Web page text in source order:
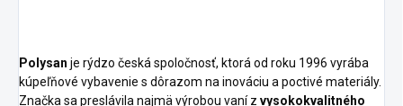
Polysan je rýdzo česká spoločnosť, ktorá od roku 1996 vyrába
kúpeľňové vybavenie s dôrazom na inováciu a poctivé materiály.
Značka sa preslávila najmä výrobou vaní z vysokokvalitného